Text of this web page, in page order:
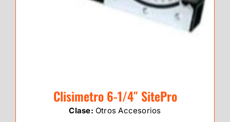
Clisimetro 6-1/4″ SitePro
Clase: Otros Accesorios